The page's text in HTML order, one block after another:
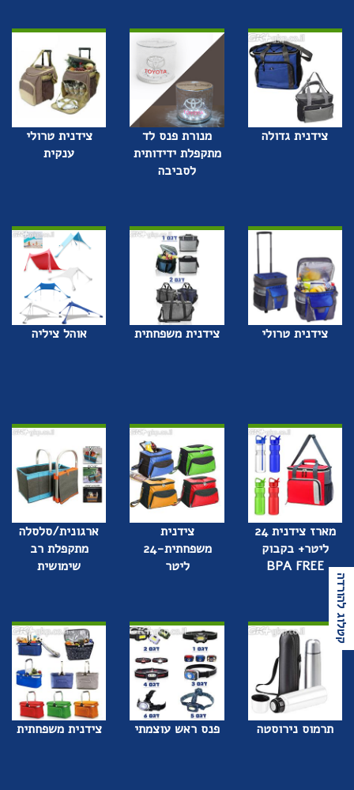
קטלוג להורדה
צידנית גדולה
מנורת פנס לד
מתקפלת ידידותית
לסביבה
צידנית טרולי
ענקית
צידנית טרולי צידנית משפחתית אוהל ציליה
מארז צידנית 24
ליטר+ בקבוק
BPA FREE
צידנית
משפחתית-24
ליטר
ארגונית/סלסלה
מתקפלת רב
שימושית
תרמוס נירוסטה פנס ראש עוצמתי צידנית משפחתית